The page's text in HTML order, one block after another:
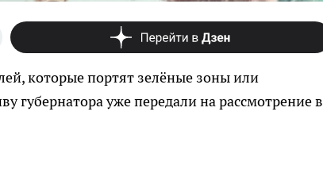
которые портят зелёные зоны или
губернатора уже передали на рассмотрение в